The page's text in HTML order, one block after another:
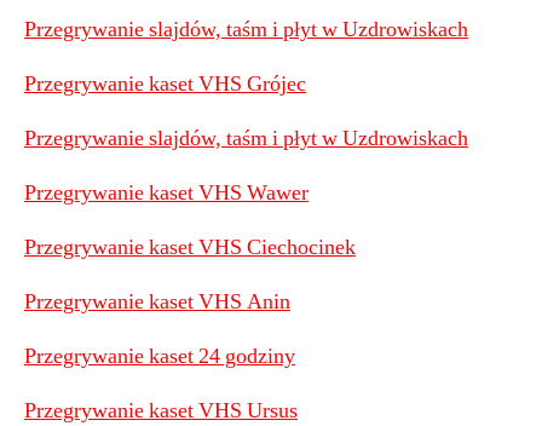
Przegrywanie slajdów, taśm i płyt w Uzdrowiskach
Przegrywanie kaset VHS Grójec
Przegrywanie slajdów, taśm i płyt w Uzdrowiskach
Przegrywanie kaset VHS Wawer
Przegrywanie kaset VHS Ciechocinek
Przegrywanie kaset VHS Anin
Przegrywanie kaset 24 godziny
Przegrywanie kaset VHS Ursus